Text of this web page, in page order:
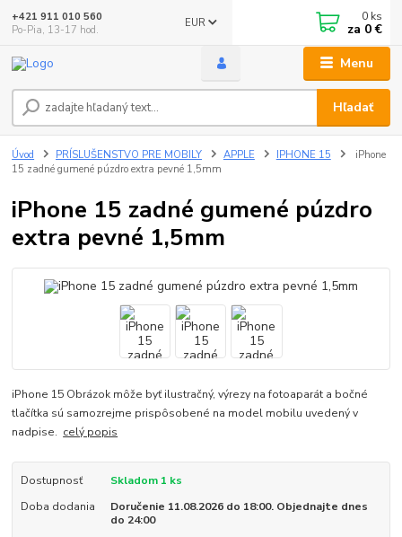
Menu
EUR
Hľadať
+421 911 010 560
Po-Pia, 13-17 hod.
0 ks
za 0 €
Úvod PRÍSLUŠENSTVO PRE MOBILY APPLE IPHONE 15
iPhone
15 zadné gumené púzdro extra pevné 1,5mm
iPhone 15 zadné gumené púzdro
extra pevné 1,5mm
iPhone 15 Obrázok môže byť ilustračný, výrezy na fotoaparát a bočné
tlačítka sú samozrejme prispôsobené na model mobilu uvedený v
nadpise. celý popis
Dostupnosť
Skladom 1 ks
Doba dodania
Doručenie 11.08.2026 do 18:00. Objednajte dnes
do 24:00